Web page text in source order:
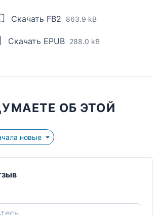
Скачать FB2 863.9 kB
Скачать EPUB 288.0 kB
ОБ ЭТОЙ
Сначала новые